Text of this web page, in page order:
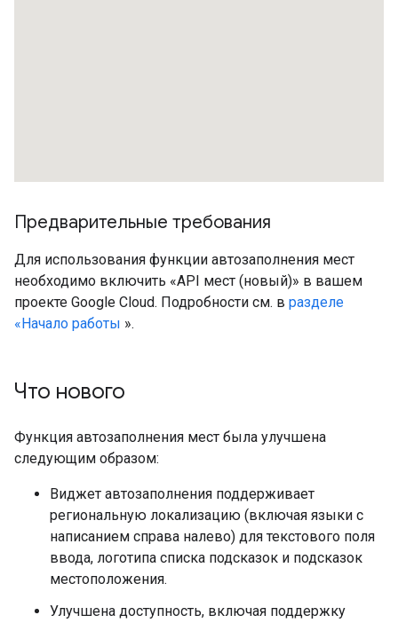
Предварительные требования
Для использования функции автозаполнения мест
необходимо включить «API мест (новый)» в вашем
проекте Google Cloud. Подробности см. в разделе
«Начало работы ».
Что нового
Функция автозаполнения мест была улучшена
следующим образом:
Виджет автозаполнения поддерживает
региональную локализацию (включая языки с
написанием справа налево) для текстового поля
ввода, логотипа списка подсказок и подсказок
местоположения.
Улучшена доступность, включая поддержку